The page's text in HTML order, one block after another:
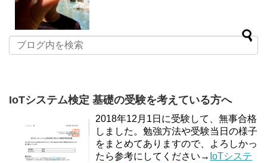
IoTシステム検定 基礎の受験を考えている方へ
2018年12月1日に受験して、無事合格
しました。勉強方法や受験当日の様子
をまとめてありますので、よろしかっ
たら参考にしてください→ IoTシステ